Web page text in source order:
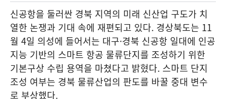
신공항을 둘러싼 경북 지역의 미래 신산업 구도가 치
열한 논쟁과 기대 속에 재편되고 있다. 경상북도는 11
월 4일 의성에 들어서는 대구·경북 신공항 일대에 인공
지능 기반의 스마트 항공 물류단지를 조성하기 위한
기본구상 수립 용역을 마쳤다고 밝혔다. 스마트 단지
조성 여부는 경북 물류산업의 판도를 바꿀 중대 변수
로 부상했다.